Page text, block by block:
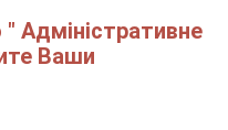
" Адміністративне
Ваши